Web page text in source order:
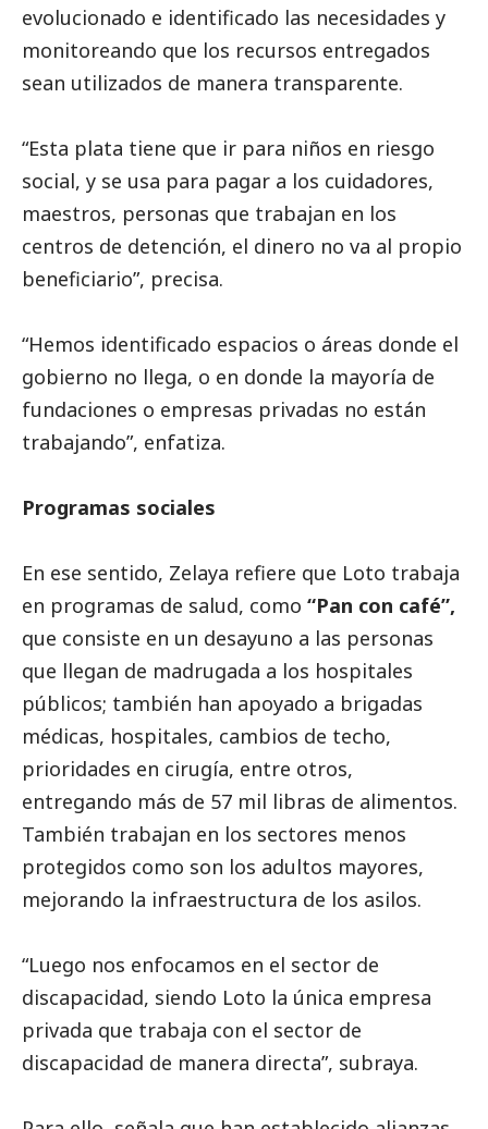
evolucionado e identificado las necesidades y
monitoreando que los recursos entregados
sean utilizados de manera transparente.
“Esta plata tiene que ir para niños en riesgo
social, y se usa para pagar a los cuidadores,
maestros, personas que trabajan en los
centros de detención, el dinero no va al propio
beneficiario”, precisa.
“Hemos identificado espacios o áreas donde el
gobierno no llega, o en donde la mayoría de
fundaciones o empresas privadas no están
trabajando”, enfatiza.
Programas sociales
En ese sentido, Zelaya refiere que Loto trabaja
en programas de salud, como “Pan con café”,
que consiste en un desayuno a las personas
que llegan de madrugada a los hospitales
públicos; también han apoyado a brigadas
médicas, hospitales, cambios de techo,
prioridades en cirugía, entre otros,
entregando más de 57 mil libras de alimentos.
También trabajan en los sectores menos
protegidos como son los adultos mayores,
mejorando la infraestructura de los asilos.
“Luego nos enfocamos en el sector de
discapacidad, siendo Loto la única empresa
privada que trabaja con el sector de
discapacidad de manera directa”, subraya.